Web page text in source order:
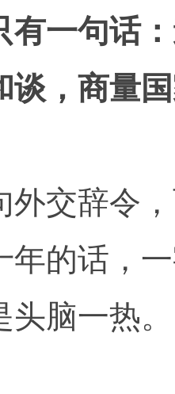
有一句话
谈，商量
外交辞令
年的话，
脑一热。